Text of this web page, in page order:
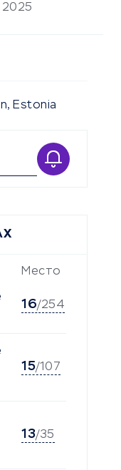
Estonia
Место
16/254
15/107
13/35